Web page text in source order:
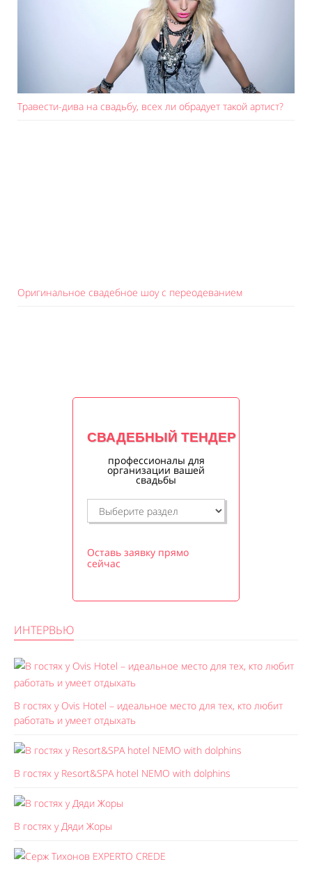
Травести-дива на свадьбу, всех ли обрадует такой артист?
Оригинальное свадебное шоу с переодеванием
СВАДЕБНЫЙ ТЕНДЕР
профессионалы для
организации вашей
свадьбы
Оставь заявку прямо
сейчас
ИНТЕРВЬЮ
В гостях у Ovis Hotel – идеальное место для тех, кто любит
работать и умеет отдыхать
В гостях у Resort&SPA hotel NEMO with dolphins
В гостях у Дяди Жоры